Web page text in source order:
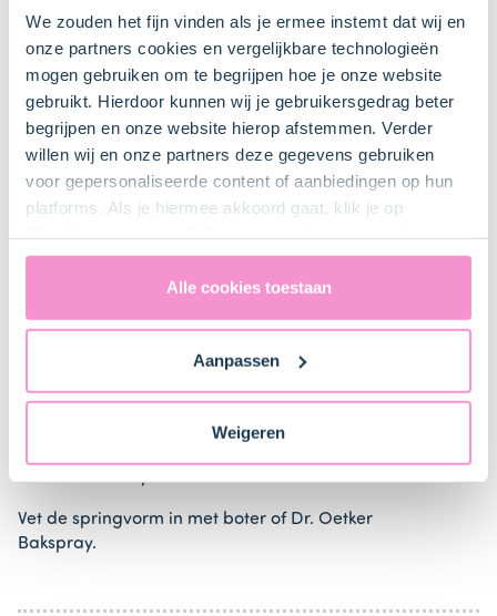
We zouden het fijn vinden als je ermee instemt dat wij en
onze partners cookies en vergelijkbare technologieën
mogen gebruiken om te begrijpen hoe je onze website
gebruikt. Hierdoor kunnen wij je gebruikersgedrag beter
begrijpen en onze website hierop afstemmen. Verder
willen wij en onze partners deze gegevens gebruiken
voor gepersonaliseerde content of aanbiedingen op hun
platforms. Als je hiermee akkoord gaat, klik je op
uitdrukkelijk een eventuele gegevensoverdracht naar de
Verenigde Staten in de zin van artikel 49 AVG. Raadpleeg
ons
naar technology providers en partners in de Verenigde
Staten. Je kunt op elk moment van gedachten
Alle cookies toestaan
Aanpassen
Weigeren
Maatbeker
Bestel gemakkelijk en snel je bakproducten
bij ons zusjeDeLeuksteTaartenshop.
Stappen
1. Voorbereiden
Plaats het rooster iets onder het midden van de oven
Vet de springvorm in met boter of Dr. Oetker
Bakspray.